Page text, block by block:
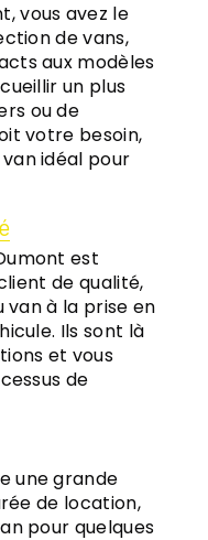
vous avez le
de vans,
aux modèles
un plus
ou de
votre besoin,
van idéal pour
est
de qualité,
à la prise en
Ils sont là
et vous
de
une grande
de location,
pour quelques